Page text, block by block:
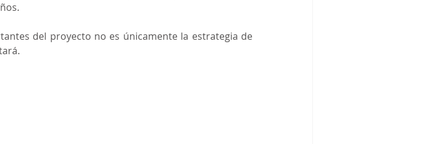
del proyecto no es únicamente la estrategia de